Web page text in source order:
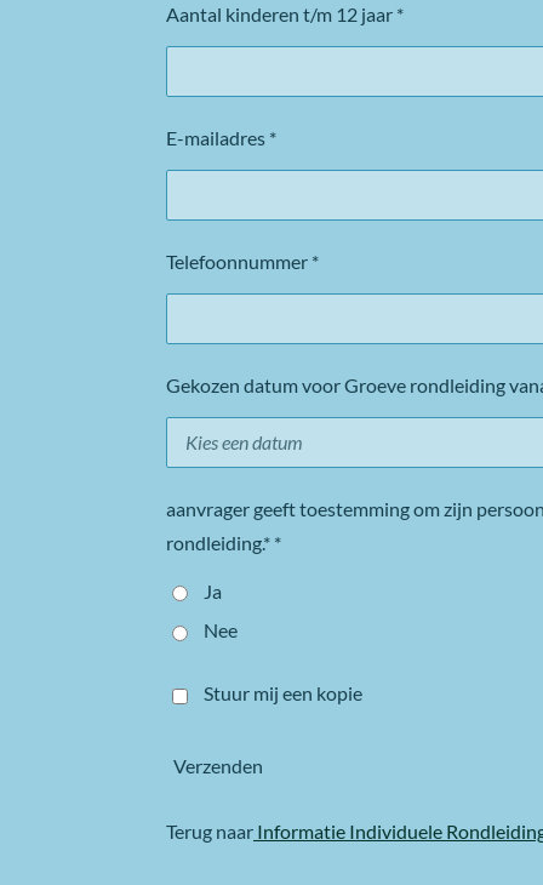
Aantal kinderen t/m 12 jaar *
E-mailadres *
Telefoonnummer *
Gekozen datum voor Groeve rondleiding
aanvrager geeft toestemming om zijn
rondleiding.* *
Ja
Nee
Stuur mij een kopie
Verzenden
Terug naar Informatie Individuele